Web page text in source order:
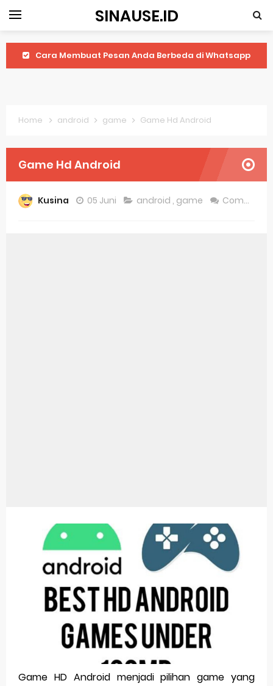
SINAUSE.ID
Cara Membuat Pesan Anda Berbeda di Whatsapp
Harga Laptop Acer Windows 10
Keytweak Windows 10
Cara Menginstal Windows 11
Bitcoin Miner Android: Apa Itu Dan Bagaimana Cara Menggunakannya
Pp Wa Couple Pasangan: Cara Terbaik Untuk Menjaga Hubungan
Cara Mengecek Windows Ori
Aplikasi Togel Android: Solusi Praktis Untuk Pecinta Togel
Siap Video Call, tapi Download Aplikasinya Dulu, Abangku
Home android game Game Hd Android
Game Hd Android
Kusina 05 Juni android , game Comment
Game HD Android menjadi pilihan game yang